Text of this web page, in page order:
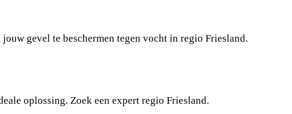
gevel te beschermen tegen vocht in regio Friesland.
oplossing. Zoek een expert regio Friesland.